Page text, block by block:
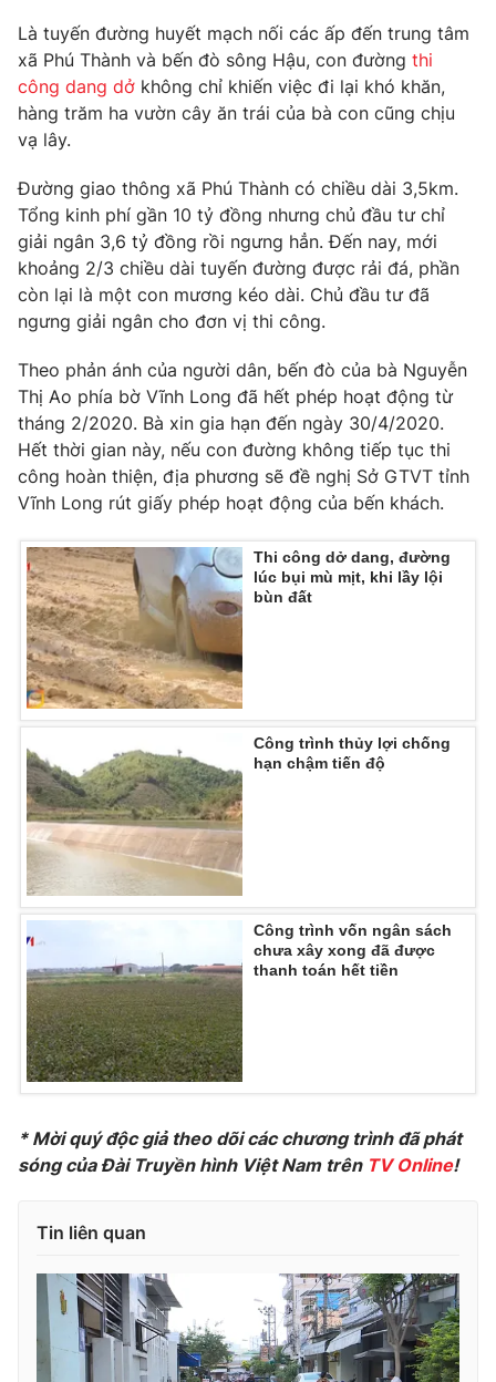
Khán giả
Giải sao mai
Sao
Du lịch
Làm đẹp
Chất lượng cuộc sống
Giáo dục
Tuyển sinh
Học trực tuyến
Công nghệ
Hitech Công nghệ tương lai
Sản phẩm
Thị trường
Tư vấn
Giao lưu trực tuyến
Lịch phát sóng
Chuyên mục khác
Emagazine Podcast
Photo Infographic
Video Shorts video
VTV Money VTV Thể thao
VTV Sức khoẻ Bất động sản
Thị trường 24h Tấm lòng Việt
VTV4 Vươn mình bằng AI
VTV9 VTV8
Liên hệ tòa soạn English
THỜI BÁO VTV
Theo dõi báo trên
Cơ quan chủ quản:Đài Truyền hình Việt Nam
Giấy phép hoạt động báo in và báo điện tử số 483/GP-BTTTT
cấp ngày 29/12/2023
Tổng Biên tập:Vũ Thanh Thủy
Phó Tổng Biên tập:Nguyễn Thị Mỹ Hạnh, Phạm Quốc Thắng,
Nguyễn Trọng Ninh
Tổng đài VTV: 024.38 355 931 - 024.38 355 932
Là tuyến đường huyết mạch nối các ấp đến trung tâm
xã Phú Thành và bến đò sông Hậu, con đường thi
công dang dở không chỉ khiến việc đi lại khó khăn,
hàng trăm ha vườn cây ăn trái của bà con cũng chịu
vạ lây.
Đường giao thông xã Phú Thành có chiều dài 3,5km.
Tổng kinh phí gần 10 tỷ đồng nhưng chủ đầu tư chỉ
giải ngân 3,6 tỷ đồng rồi ngưng hẳn. Đến nay, mới
khoảng 2/3 chiều dài tuyến đường được rải đá, phần
còn lại là một con mương kéo dài. Chủ đầu tư đã
ngưng giải ngân cho đơn vị thi công.
Theo phản ánh của người dân, bến đò của bà Nguyễn
Thị Ao phía bờ Vĩnh Long đã hết phép hoạt động từ
tháng 2/2020. Bà xin gia hạn đến ngày 30/4/2020.
Hết thời gian này, nếu con đường không tiếp tục thi
công hoàn thiện, địa phương sẽ đề nghị Sở GTVT tỉnh
Vĩnh Long rút giấy phép hoạt động của bến khách.
Thi công dở dang, đường
lúc bụi mù mịt, khi lầy lội
bùn đất
Công trình thủy lợi chống
hạn chậm tiến độ
Công trình vốn ngân sách
chưa xây xong đã được
thanh toán hết tiền
* Mời quý độc giả theo dõi các chương trình đã phát
sóng của Đài Truyền hình Việt Nam trên TV Online!
Tin liên quan